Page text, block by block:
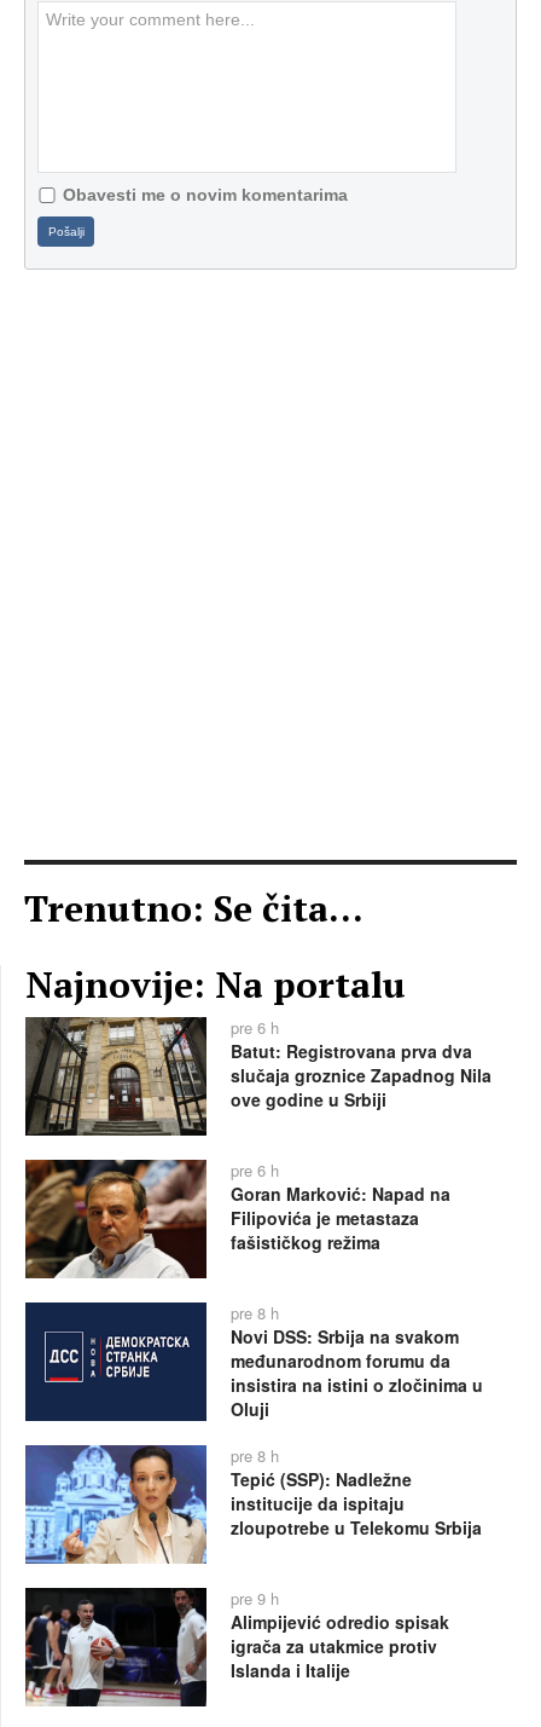
Obavesti me o novim komentarima
Pošalji
Trenutno: Se čita...
Najnovije: Na portalu
pre 6 h
Batut: Registrovana prva dva
slučaja groznice Zapadnog Nila
ove godine u Srbiji
pre 6 h
Goran Marković: Napad na
Filipovića je metastaza
fašističkog režima
pre 8 h
Novi DSS: Srbija na svakom
međunarodnom forumu da
insistira na istini o zločinima u
Oluji
pre 8 h
Tepić (SSP): Nadležne
institucije da ispitaju
zloupotrebe u Telekomu Srbija
pre 9 h
Alimpijević odredio spisak
igrača za utakmice protiv
Islanda i Italije